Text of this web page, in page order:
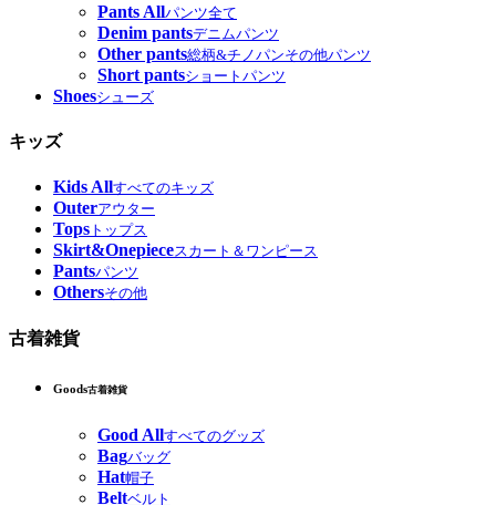
Pants Allパンツ全て
Denim pantsデニムパンツ
Other pants総柄&チノパンその他パンツ
Short pantsショートパンツ
Shoesシューズ
キッズ
Kids Allすべてのキッズ
Outerアウター
Tops トップス
Skirt&Onepieceスカート＆ワンピース
Pantsパンツ
Othersその他
古着雑貨
Goods古着雑貨
Good Allすべてのグッズ
Bagバッグ
Hat帽子
Beltベルト